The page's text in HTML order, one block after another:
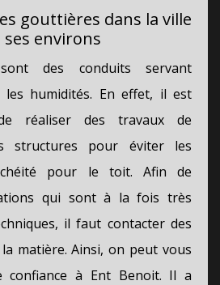
gouttières dans la ville
ses environs
des conduits servant
les humidités. En effet, il est
réaliser des travaux de
structures pour éviter les
pour le toit. Afin de
qui sont à la fois très
il faut contacter des
matière. Ainsi, on peut vous
confiance à Ent Benoit. Il a